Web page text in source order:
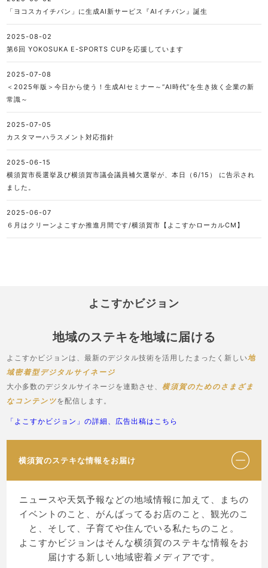
「ヨコスカイチバン」に生成AI新サービス『AIイチバン』誕生
2025-08-02
第6回 YOKOSUKA E-SPORTS CUPを応援しています
2025-07-08
＜2025年版＞今日から使う！生成AIセミナー～“AI時代”を生き抜く企業の新
常識～
2025-07-05
カスタマーハラスメント対応指針
2025-06-15
横須賀市長選挙及び横須賀市議会議員補欠選挙が、本日（6/15） に告示され
ました。
2025-06-07
６月はクリーンよこすか推進月間です/横須賀市【よこすかローカルCM】
よこすかビジョン
地域のステキを地域に届ける
よこすかビジョンは、最新のデジタル技術を活用したまったく新しい地
域密着型デジタルサイネージ
大小多数のデジタルサイネージを連動させ、横須賀のためのさまざま
なコンテンツを配信します。
「よこすかビジョン」の詳細、広告出稿はこちら
横須賀のステキな情報をお届け
ニュースや天気予報などの地域情報に加えて、まちの
イベントのこと、がんばってるお店のこと、観光のこ
と、そして、子育てや住んでいる私たちのこと。
よこすかビジョンはそんな横須賀のステキな情報をお
届けする新しい地域密着メディアです。